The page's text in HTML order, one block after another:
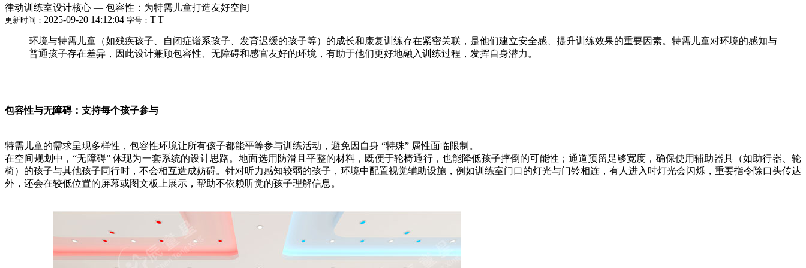
律动训练室设计核心 — 包容性：为特需儿童打造友好空间​
更新时间： 2025-09-20 14:12:04 字号： T|T
环境与特需儿童（如残疾孩子、自闭症谱系孩子、发育迟缓的孩子等）的成长和康复训练存在紧密关联，是他们建立安全感、提升训练效果的重要因素。特需儿童对环境的感知与
普通孩子存在差异，因此设计兼顾包容性、无障碍和感官友好的环境，有助于他们更好地融入训练过程，发挥自身潜力。
包容性与无障碍：支持每个孩子参与​
特需儿童的需求呈现多样性，包容性环境让所有孩子都能平等参与训练活动，避免因自身 “特殊” 属性面临限制。​
在空间规划中，“无障碍” 体现为一套系统的设计思路。地面选用防滑且平整的材料，既便于轮椅通行，也能降低孩子摔倒的可能性；通道预留足够宽度，确保使用辅助器具（如助行器、轮
椅）的孩子与其他孩子同行时，不会相互造成妨碍。针对听力感知较弱的孩子，环境中配置视觉辅助设施，例如训练室门口的灯光与门铃相连，有人进入时灯光会闪烁，重要指令除口头传达
外，还会在较低位置的屏幕或图文板上展示，帮助不依赖听觉的孩子理解信息。​